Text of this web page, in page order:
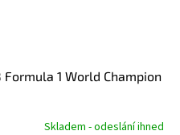
1 World Champion
Skladem - odeslání ihned